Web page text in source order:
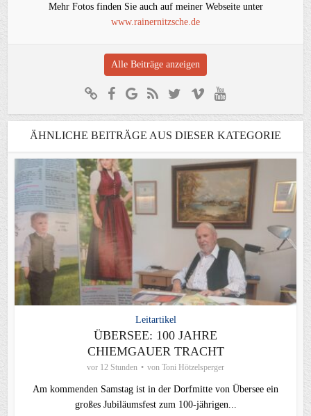
Mehr Fotos finden Sie auch auf meiner Webseite unter
www.rainernitzsche.de
Alle Beiträge anzeigen
ÄHNLICHE BEITRÄGE AUS DIESER KATEGORIE
Leitartikel
ÜBERSEE: 100 JAHRE
CHIEMGAUER TRACHT
vor 12 Stunden von Toni Hötzelsperger
Am kommenden Samstag ist in der Dorfmitte von Übersee ein
großes Jubiläumsfest zum 100-jährigen...